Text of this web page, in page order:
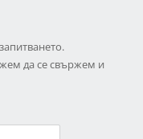
да се свържем и